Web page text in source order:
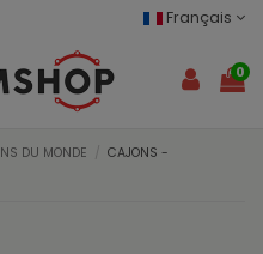
Français
0
DU MONDE
CAJONS -